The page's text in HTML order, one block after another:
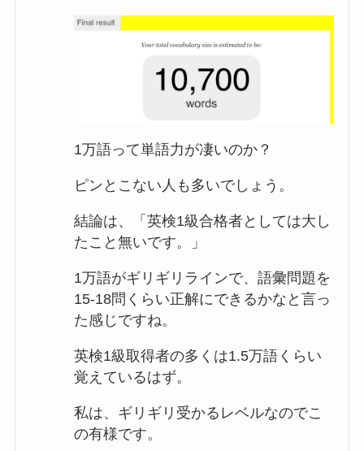
1万語って単語力が凄いのか？
ピンとこない人も多いでしょう。
結論は、「英検1級合格者としては大し
たこと無いです。」
1万語がギリギリラインで、語彙問題を
15-18問くらい正解にできるかなと言っ
た感じですね。
英検1級取得者の多くは1.5万語くらい
覚えているはず。
私は、ギリギリ受かるレベルなのでこ
の有様です。